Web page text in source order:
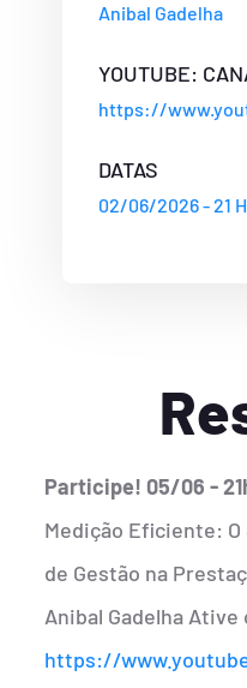
Anibal Gadelha
YOUTUBE:
https://
DATAS
02/06/2026 - 21 H
Participe! 05/06 -
Medição Eficiente:
de Gestão na
Anibal Gadelha
https://